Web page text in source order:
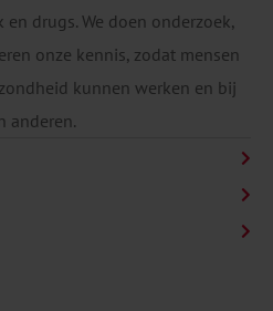
drugs. We doen onderzoek,
onze kennis, zodat mensen
kunnen werken en bij
anderen.